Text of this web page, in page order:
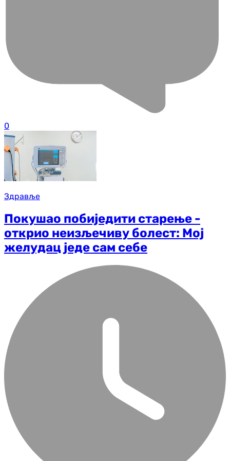
0
Здравље
Покушао побиједити старење -
открио неизљечиву болест: Мој
желудац једе сам себе